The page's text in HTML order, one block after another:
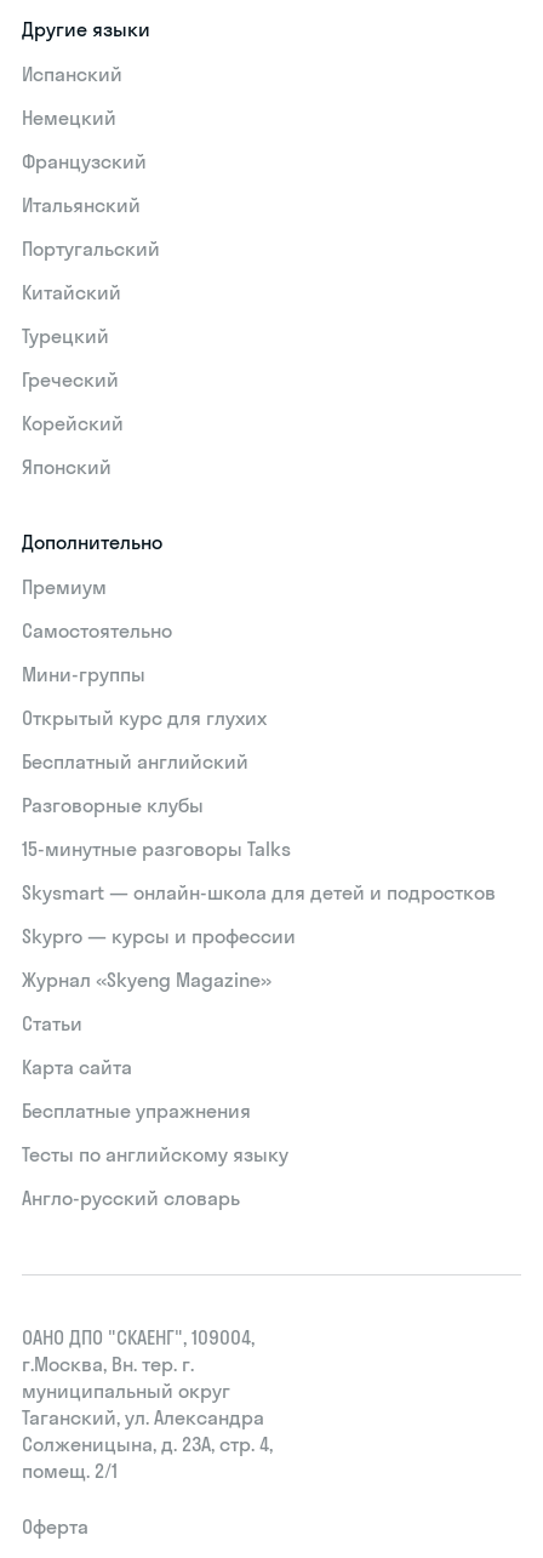
Другие языки
Испанский
Немецкий
Французский
Итальянский
Португальский
Китайский
Турецкий
Греческий
Корейский
Японский
Дополнительно
Премиум
Самостоятельно
Мини-группы
Открытый курс для глухих
Бесплатный английский
Разговорные клубы
15‑минутные разговоры Talks
Skysmart — онлайн-школа для детей и подростков
Skypro — курсы и профессии
Журнал «Skyeng Magazine»
Статьи
Карта сайта
Бесплатные упражнения
Тесты по английскому языку
Англо-русский словарь
ОАНО ДПО "СКАЕНГ", 109004,
г.Москва, Вн. тер. г.
муниципальный округ
Таганский, ул. Александра
Солженицына, д. 23А, стр. 4,
помещ. 2/1
Оферта